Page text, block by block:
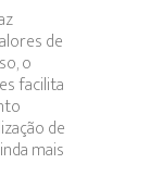
de
o
facilita
de
mais